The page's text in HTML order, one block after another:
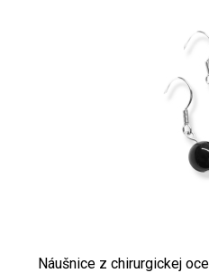
Náušnice z chirurgickej